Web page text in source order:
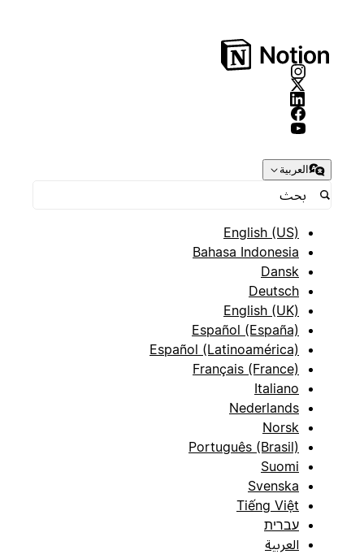
العربية
English (US)
Bahasa Indonesia
Dansk
Deutsch
English (UK)
Español (España)
Español (Latinoamérica)
Français (France)
Italiano
Nederlands
Norsk
Português (Brasil)
Suomi
Svenska
Tiếng Việt
עברית
العربية